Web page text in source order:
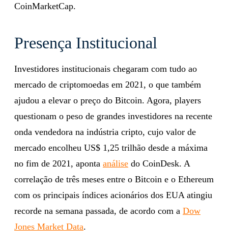
CoinMarketCap.
Presença Institucional
Investidores institucionais chegaram com tudo ao
mercado de criptomoedas em 2021, o que também
ajudou a elevar o preço do Bitcoin. Agora, players
questionam o peso de grandes investidores na recente
onda vendedora na indústria cripto, cujo valor de
mercado encolheu US$ 1,25 trilhão desde a máxima
no fim de 2021, aponta análise do CoinDesk. A
correlação de três meses entre o Bitcoin e o Ethereum
com os principais índices acionários dos EUA atingiu
recorde na semana passada, de acordo com a Dow
Jones Market Data.